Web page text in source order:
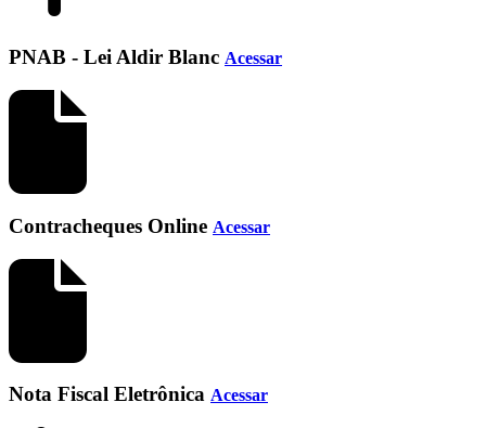
PNAB - Lei Aldir Blanc Acessar
Contracheques Online Acessar
Nota Fiscal Eletrônica Acessar